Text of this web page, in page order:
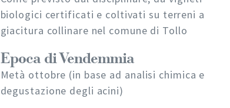
biologici certificati e coltivati su terreni a
giacitura collinare nel comune di Tollo
Epoca di Vendemmia
Metà ottobre (in base ad analisi chimica e
degustazione degli acini)